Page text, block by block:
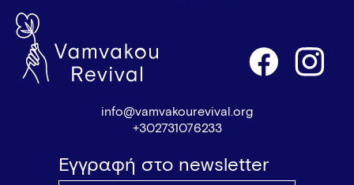
info@vamvakourevival.org
+302731076233
Εγγραφή στο newsletter